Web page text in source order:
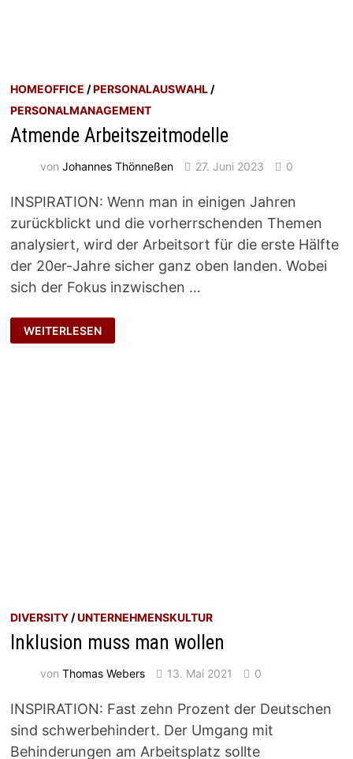
HOMEOFFICE /PERSONALAUSWAHL /
PERSONALMANAGEMENT
Atmende Arbeitszeitmodelle
vonJohannes Thönneßen 27. Juni 2023 0
INSPIRATION: Wenn man in einigen Jahren
zurückblickt und die vorherrschenden Themen
analysiert, wird der Arbeitsort für die erste Hälfte
der 20er-Jahre sicher ganz oben landen. Wobei
sich der Fokus inzwischen …
ATMENDE
ARBEITSZEITMODELLE
WEITERLESEN
DIVERSITY /UNTERNEHMENSKULTUR
Inklusion muss man wollen
vonThomas Webers 13. Mai 2021 0
INSPIRATION: Fast zehn Prozent der Deutschen
sind schwerbehindert. Der Umgang mit
Behinderungen am Arbeitsplatz sollte